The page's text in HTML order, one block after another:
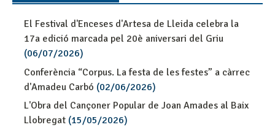
El Festival d'Enceses d'Artesa de Lleida celebra la
17a edició marcada pel 20è aniversari del Griu
(06/07/2026)
Conferència “Corpus. La festa de les festes” a càrrec
d'Amadeu Carbó (02/06/2026)
L'Obra del Cançoner Popular de Joan Amades al Baix
Llobregat (15/05/2026)